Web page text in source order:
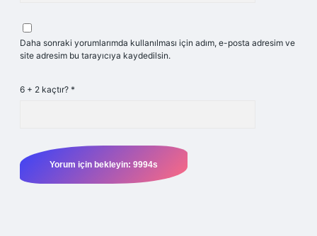
Daha sonraki yorumlarımda kullanılması için adım, e-posta adresim ve
site adresim bu tarayıcıya kaydedilsin.
6 + 2 kaçtır? *